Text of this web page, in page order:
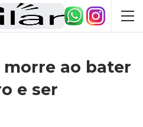
morre ao bater
e ser